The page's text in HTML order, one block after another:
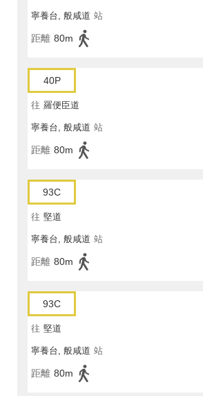
寧養台, 般咸道 站
距離 80m
40P
往 羅便臣道
寧養台, 般咸道 站
距離 80m
93C
往 堅道
寧養台, 般咸道 站
距離 80m
93C
往 堅道
寧養台, 般咸道 站
距離 80m